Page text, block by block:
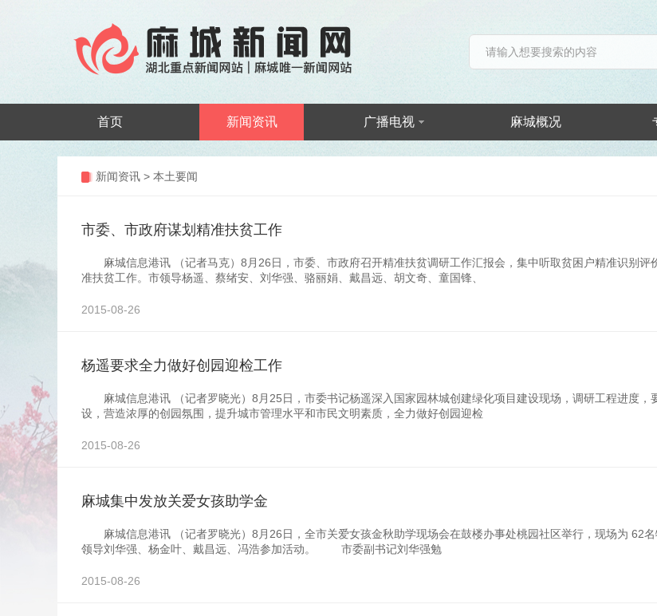
首页 新闻资讯 广播电视 麻城概况
新闻资讯 > 本土要闻
市委、市政府谋划精准扶贫工作
麻城信息港讯 （记者马克）8月26日，市委、市政府召开精准扶贫调研工作汇报会，集中听取贫困户精准识别评
准扶贫工作。市领导杨遥、蔡绪安、刘华强、骆丽娟、戴昌远、胡文奇、童国锋、
2015-08-26
杨遥要求全力做好创园迎检工作
麻城信息港讯 （记者罗晓光）8月25日，市委书记杨遥深入国家园林城创建绿化项目建设现场，调研工程进度，
设，营造浓厚的创园氛围，提升城市管理水平和市民文明素质，全力做好创园迎检
2015-08-26
麻城集中发放关爱女孩助学金
麻城信息港讯 （记者罗晓光）8月26日，全市关爱女孩金秋助学现场会在鼓楼办事处桃园社区举行，现场为 62
领导刘华强、杨金叶、戴昌远、冯浩参加活动。 市委副书记刘华强勉
2015-08-26